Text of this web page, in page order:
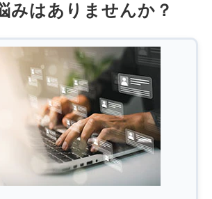
みはありませんか？